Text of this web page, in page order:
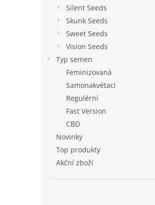
Silent Seeds
Skunk Seeds
Sweet Seeds
Vision Seeds
Typ semen
Feminizovaná
Samonakvétací
Regulérní
Fast Version
CBD
Novinky
Top produkty
Akční zboží